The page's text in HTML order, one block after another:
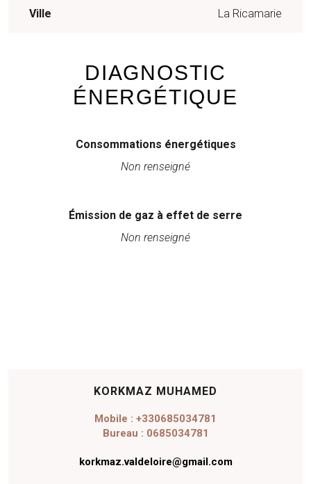
Ville La Ricamarie
DIAGNOSTIC
ÉNERGÉTIQUE
Consommations énergétiques
Non renseigné
Émission de gaz à effet de serre
Non renseigné
KORKMAZ MUHAMED
Mobile : +330685034781
Bureau : 0685034781
korkmaz.valdeloire@gmail.com